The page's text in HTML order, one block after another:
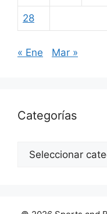
28
« Ene Mar »
Categorías
Categorías